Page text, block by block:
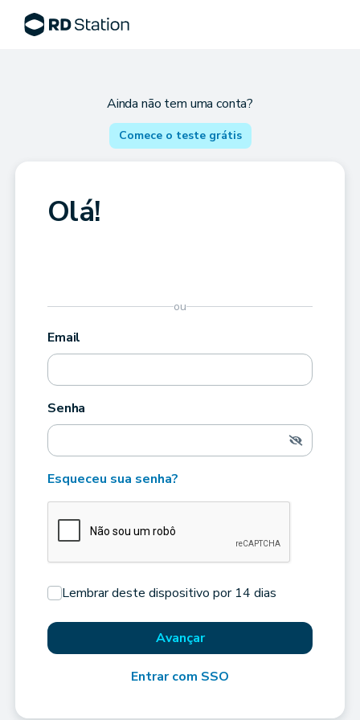
Ainda não tem uma conta?
Comece o teste grátis
Olá!
ou
Email
Senha
Esqueceu sua senha?
Lembrar deste dispositivo por 14 dias
Avançar
Entrar com SSO